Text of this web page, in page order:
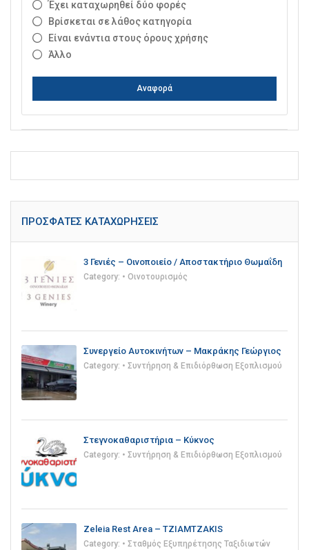
Έχει καταχωρηθεί δύο φορές
Βρίσκεται σε λάθος κατηγορία
Είναι ενάντια στους όρους χρήσης
Άλλο
Αναφορά
ΠΡΌΣΦΑΤΕΣ ΚΑΤΑΧΩΡΉΣΕΙΣ
3 Γενιές – Οινοποιείο / Αποστακτήριο Θωμαΐδη
Category: • Οινοτουρισμός
Συνεργείο Αυτοκινήτων – Μακράκης Γεώργιος
Category: • Συντήρηση & Επιδιόρθωση Εξοπλισμού
Στεγνοκαθαριστήρια – Κύκνος
Category: • Συντήρηση & Επιδιόρθωση Εξοπλισμού
Zeleia Rest Area – TZIAMTZAKIS
Category: • Σταθμός Εξυπηρέτησης Ταξιδιωτών